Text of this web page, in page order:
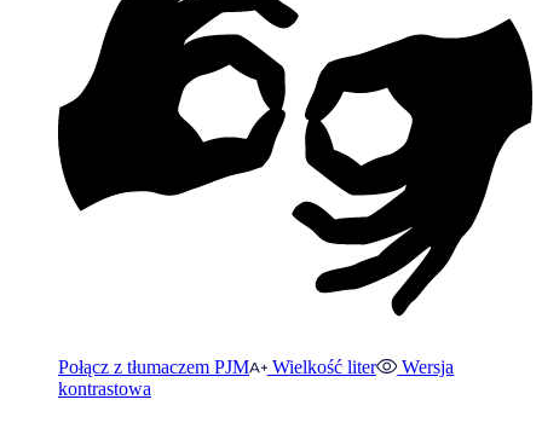
Połącz z tłumaczem PJM Wielkość liter
Wersja
kontrastowa